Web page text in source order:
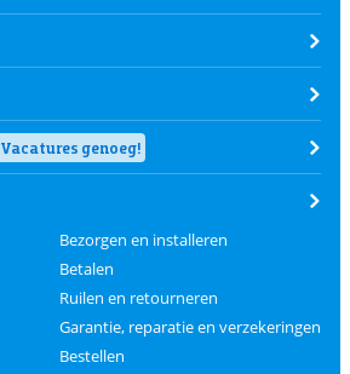
Vacatures genoeg!
Bezorgen en installeren
Betalen
Ruilen en retourneren
Garantie, reparatie en verzekeringen
Bestellen